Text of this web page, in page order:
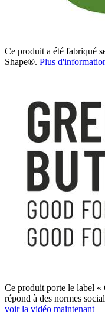
Ce produit a été fabriqué
Shape®. Plus
Ce produit porte le label
répond à des normes
voir la vidéo maintenant